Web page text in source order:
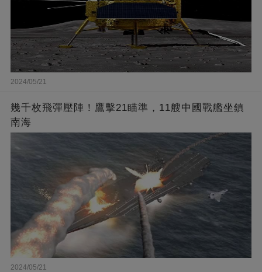
2024/05/21
幾千枚飛彈壓陣！鷹擊21瞄準，11艘中國戰艦坐鎮
南海
2024/05/21